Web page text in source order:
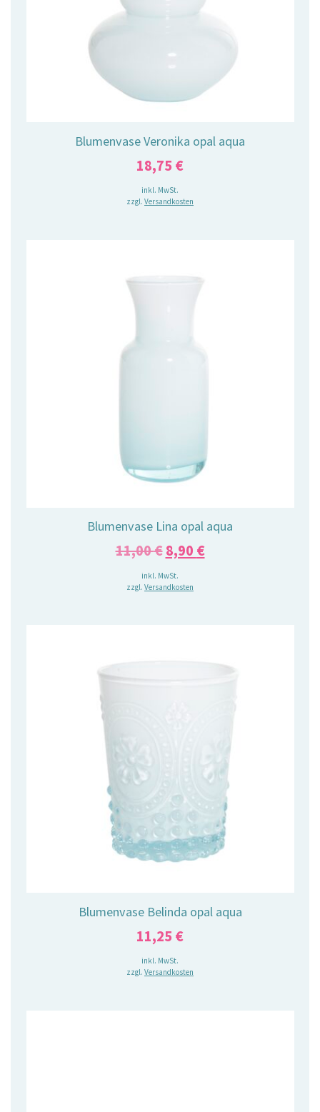
Blumenvase Veronika opal aqua
18,75 €
inkl. MwSt.
zzgl. Versandkosten
Blumenvase Lina opal aqua
11,00€ Ursprünglicher
Preis
war:
8,90 €Aktueller
inkl. MwSt.
zzgl. Versandkosten
Blumenvase Belinda opal aqua
11,25 €
inkl. MwSt.
zzgl. Versandkosten